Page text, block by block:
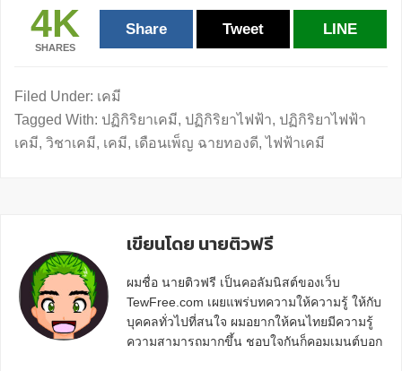
4K
SHARES
Share Tweet LINE
Filed Under: เคมี
Tagged With: ปฏิกิริยาเคมี, ปฏิกิริยาไฟฟ้า, ปฏิกิริยาไฟฟ้า
เคมี, วิชาเคมี, เคมี, เดือนเพ็ญ ฉายทองดี,ไฟฟ้าเคมี
เขียนโดย นายติวฟรี
ผมชื่อ นายติวฟรี เป็นคอลัมนิสต์ของเว็บ
TewFree.com เผยแพร่บทความให้ความรู้ ให้กับ
บุคคลทั่วไปที่สนใจ ผมอยากให้คนไทยมีความรู้
ความสามารถมากขึ้น ชอบใจกันก็คอมเมนต์บอก